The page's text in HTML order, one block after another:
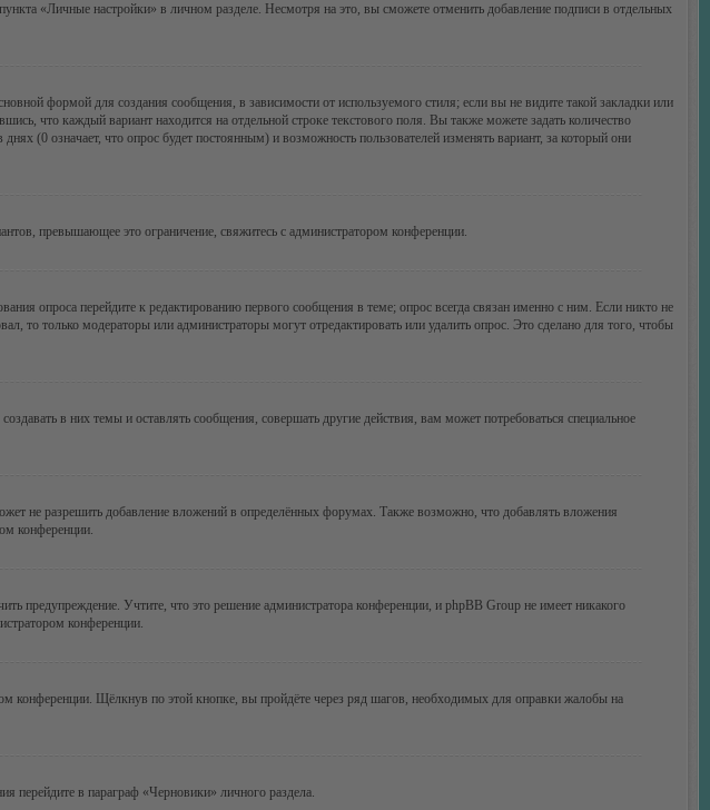
«Личные настройки» в личном разделе. Несмотря на это, вы сможете отменить добавление подписи в отдельных
формой для создания сообщения, в зависимости от используемого стиля; если вы не видите такой закладки или
что каждый вариант находится на отдельной строке текстового поля. Вы также можете задать количество
(0 означает, что опрос будет постоянным) и возможность пользователей изменять вариант, за который они
превышающее это ограничение, свяжитесь с администратором конференции.
опроса перейдите к редактированию первого сообщения в теме; опрос всегда связан именно с ним. Если никто не
то только модераторы или администраторы могут отредактировать или удалить опрос. Это сделано для того, чтобы
в них темы и оставлять сообщения, совершать другие действия, вам может потребоваться специальное
не разрешить добавление вложений в определённых форумах. Также возможно, что добавлять вложения
конференции.
предупреждение. Учтите, что это решение администратора конференции, и phpBB Group не имеет никакого
конференции.
конференции. Щёлкнув по этой кнопке, вы пройдёте через ряд шагов, необходимых для оправки жалобы на
перейдите в параграф «Черновики» личного раздела.